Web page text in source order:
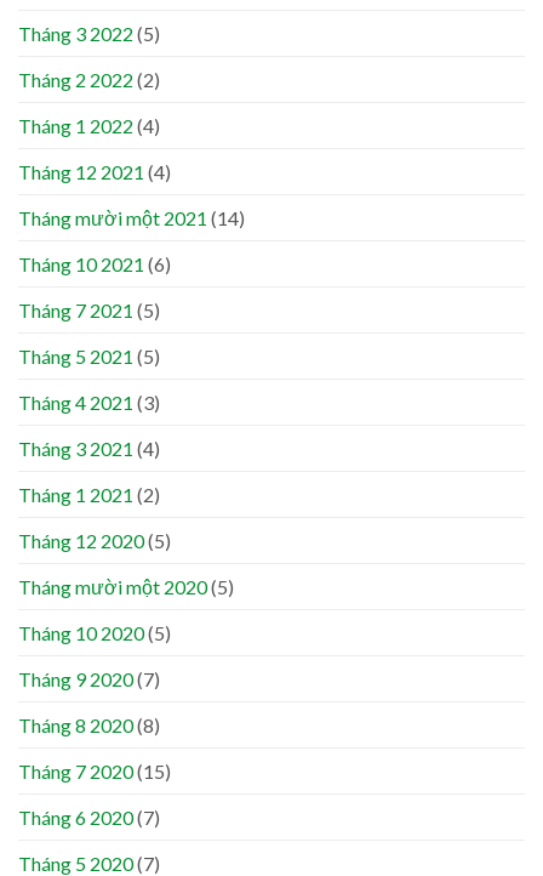
Tháng 3 2022 (5)
Tháng 2 2022 (2)
Tháng 1 2022 (4)
Tháng 12 2021 (4)
Tháng mười một 2021 (14)
Tháng 10 2021 (6)
Tháng 7 2021 (5)
Tháng 5 2021 (5)
Tháng 4 2021 (3)
Tháng 3 2021 (4)
Tháng 1 2021 (2)
Tháng 12 2020(5)
Tháng mười một 2020(5)
Tháng 10 2020(5)
Tháng 9 2020(7)
Tháng 8 2020(8)
Tháng 7 2020(15)
Tháng 6 2020(7)
Tháng 5 2020(7)